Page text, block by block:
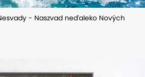
- Naszvad neďaleko Nových